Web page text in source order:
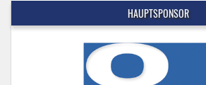
HAUPTSPONSOR